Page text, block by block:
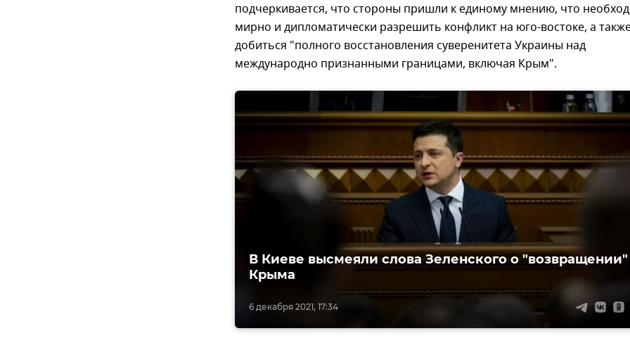
подчеркивается, что стороны пришли к единому мнению, что
мирно и дипломатически разрешить конфликт на юго-востоке, а
добиться "полного восстановления суверенитета Украины над
международно признанными границами, включая Крым".
6 декабря 2021, 17:34
В Киеве высмеяли слова Зеленского о "возвращении"
Крыма